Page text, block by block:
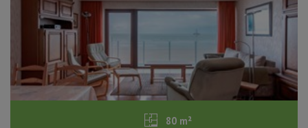
80 m²